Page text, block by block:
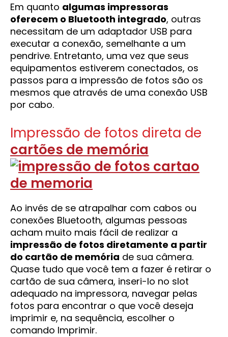
Em quanto algumas impressoras
oferecem o Bluetooth integrado, outras
necessitam de um adaptador USB para
executar a conexão, semelhante a um
pendrive. Entretanto, uma vez que seus
equipamentos estiverem conectados, os
passos para a impressão de fotos são os
mesmos que através de uma conexão USB
por cabo.
Impressão de fotos direta de
cartões de memória
Ao invés de se atrapalhar com cabos ou
conexões Bluetooth, algumas pessoas
acham muito mais fácil de realizar a
impressão de fotos diretamente a partir
do cartão de memória de sua câmera.
Quase tudo que você tem a fazer é retirar o
cartão de sua câmera, inseri-lo no slot
adequado na impressora, navegar pelas
fotos para encontrar o que você deseja
imprimir e, na sequência, escolher o
comando Imprimir.